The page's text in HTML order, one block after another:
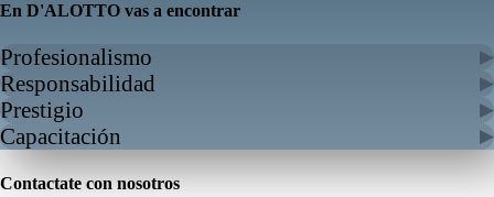
En D'ALOTTO vas a encontrar
Profesionalismo ▶
Responsabilidad ▶
Prestigio ▶
Capacitación ▶
Contactate con nosotros